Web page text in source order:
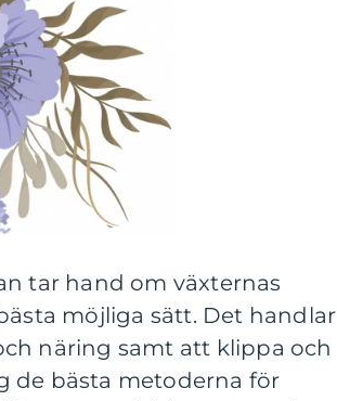
tar hand om växternas
möjliga sätt. Det handlar
näring samt att klippa och
de bästa metoderna för